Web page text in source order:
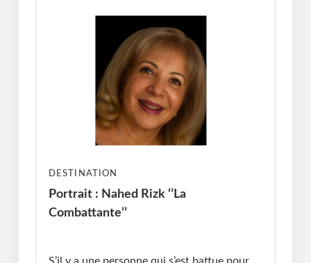
DESTINATION
Portrait : Nahed Rizk ‘’La
Combattante’’